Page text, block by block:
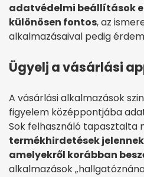
adatvédelmi beállítások
különösen fontos, az
alkalmazásaival pedig
Ügyelj a vásárlási
A vásárlási alkalmazások
figyelem középpontjába
Sok felhasználó tapasztalta
termékhirdetések
amelyekről korábban
alkalmazások